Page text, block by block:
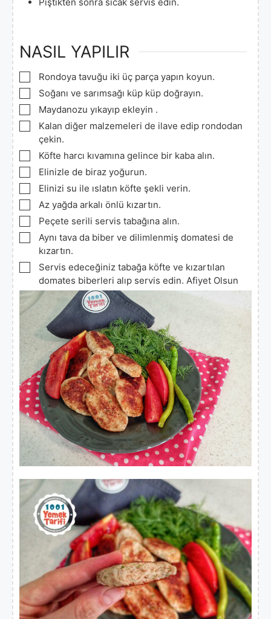
Piştikten sonra sıcak servis edin.
NASIL YAPILIR
▢
Rondoya tavuğu iki üç parça yapın koyun.
▢
Soğanı ve sarımsağı küp küp doğrayın.
▢
Maydanozu yıkayıp ekleyin .
▢
Kalan diğer malzemeleri de ilave edip rondodan
çekin.
▢
Köfte harcı kıvamına gelince bir kaba alın.
▢
Elinizle de biraz yoğurun.
▢
Elinizi su ile ıslatın köfte şekli verin.
▢
Az yağda arkalı önlü kızartın.
▢
Peçete serili servis tabağına alın.
▢
Aynı tava da biber ve dilimlenmiş domatesi de
kızartın.
▢
Servis edeceğiniz tabağa köfte ve kızartılan
domates biberleri alıp servis edin. Afiyet Olsun